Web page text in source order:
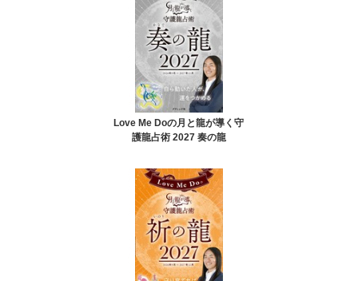
Love Me Doの月と龍が導く守
護龍占術 2027 奏の龍